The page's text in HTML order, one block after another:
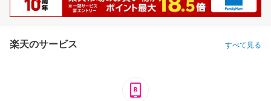
楽天のサービス すべて見る